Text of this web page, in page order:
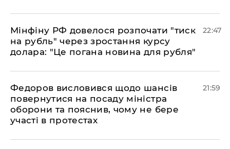
​Мінфіну РФ довелося розпочати "тиск
на рубль" через зростання курсу
долара: "Це погана новина для рубля"
22:47
​Федоров висловився щодо шансів
повернутися на посаду міністра
оборони та пояснив, чому не бере
участі в протестах
21:59